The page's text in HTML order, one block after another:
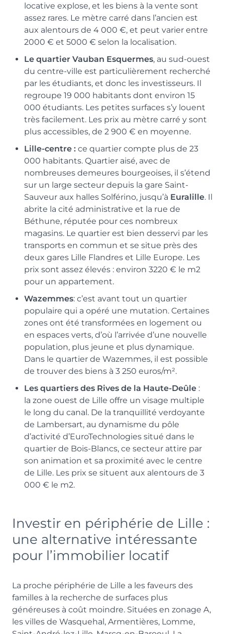
locative explose, et les biens à la vente sont
assez rares. Le mètre carré dans l’ancien est
aux alentours de 4 000 €, et peut varier entre
2000 € et 5000 € selon la localisation.
Le quartier Vauban Esquermes, au sud-ouest
du centre-ville est particulièrement recherché
par les étudiants, et donc les investisseurs. Il
regroupe 19 000 habitants dont environ 15
000 étudiants. Les petites surfaces s’y louent
très facilement. Les prix au mètre carré y sont
plus accessibles, de 2 900 € en moyenne.
Lille-centre : ce quartier compte plus de 23
000 habitants. Quartier aisé, avec de
nombreuses demeures bourgeoises, il s’étend
sur un large secteur depuis la gare Saint-
Sauveur aux halles Solférino, jusqu’à Euralille. Il
abrite la cité administrative et la rue de
Béthune, réputée pour ces nombreux
magasins. Le quartier est bien desservi par les
transports en commun et se situe près des
deux gares Lille Flandres et Lille Europe. Les
prix sont assez élevés : environ 3220 € le m2
pour un appartement.
Wazemmes: c’est avant tout un quartier
populaire qui a opéré une mutation. Certaines
zones ont été transformées en logement ou
en espaces verts, d’où l’arrivée d’une nouvelle
population, plus jeune et plus dynamique.
Dans le quartier de Wazemmes, il est possible
de trouver des biens à 3 250 euros/m².
Les quartiers des Rives de la Haute-Deûle :
la zone ouest de Lille offre un visage multiple
le long du canal. De la tranquillité verdoyante
de Lambersart, au dynamisme du pôle
d’activité d’EuroTechnologies situé dans le
quartier de Bois-Blancs, ce secteur attire par
son animation et sa proximité avec le centre
de Lille. Les prix se situent aux alentours de 3
000 € le m2.
Investir en périphérie de Lille :
une alternative intéressante
pour l’immobilier locatif
La proche périphérie de Lille a les faveurs des
familles à la recherche de surfaces plus
généreuses à coût moindre. Situées en zonage A,
les villes de Wasquehal, Armentières, Lomme,